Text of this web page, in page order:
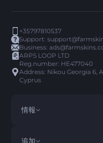
+35797810537
Support:
Business:
ARPS LOOP LTD
Reg.number: HE477040
Address: Nikou Georgia 6,
Cyprus
情報
利用規約
追加